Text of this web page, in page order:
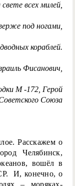
всех милей,
под ногами,
кораблей.
Фисанович,
М -172, Герой
Союза
Расскажем о
Челябинск,
вошёл в
И, конечно, о